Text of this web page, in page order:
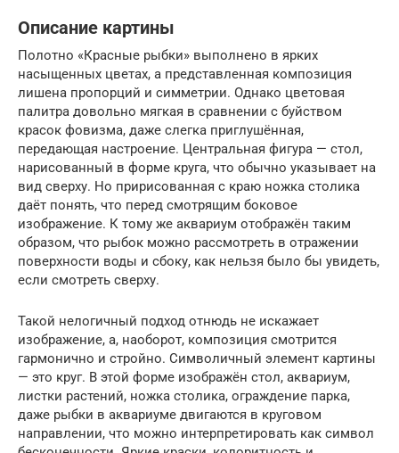
Описание картины
Полотно «Красные рыбки» выполнено в ярких
насыщенных цветах, а представленная композиция
лишена пропорций и симметрии. Однако цветовая
палитра довольно мягкая в сравнении с буйством
красок фовизма, даже слегка приглушённая,
передающая настроение. Центральная фигура — стол,
нарисованный в форме круга, что обычно указывает на
вид сверху. Но пририсованная с краю ножка столика
даёт понять, что перед смотрящим боковое
изображение. К тому же аквариум отображён таким
образом, что рыбок можно рассмотреть в отражении
поверхности воды и сбоку, как нельзя было бы увидеть,
если смотреть сверху.
Такой нелогичный подход отнюдь не искажает
изображение, а, наоборот, композиция смотрится
гармонично и стройно. Символичный элемент картины
— это круг. В этой форме изображён стол, аквариум,
листки растений, ножка столика, ограждение парка,
даже рыбки в аквариуме двигаются в круговом
направлении, что можно интерпретировать как символ